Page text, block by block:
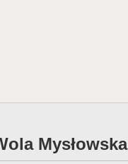
Mysłowska